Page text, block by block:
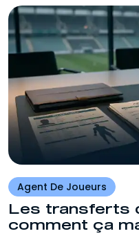
Agent De Joueurs
Les transferts
comment ça